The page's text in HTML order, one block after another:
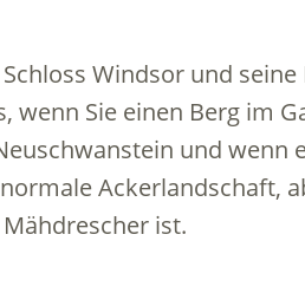
Windsor und seine
wenn Sie einen Berg im
und wenn
Ackerlandschaft,
ist.